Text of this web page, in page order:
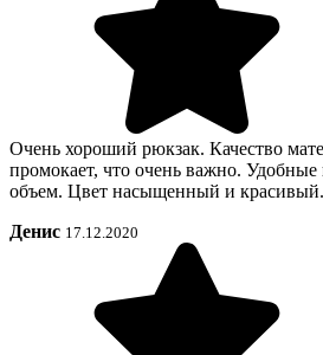
Очень хороший рюкзак. Качество
промокает, что очень важно.
объем. Цвет насыщенный и
Денис 17.12.2020